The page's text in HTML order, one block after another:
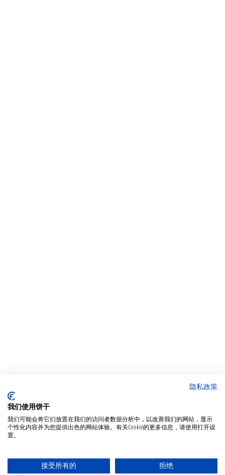
隐私政策
我们使用饼干
我们可能会将它们放置在我们的访问者数据分析中，以改善我们的网站，显示
个性化内容并为您提供出色的网站体验。有关Cookie的更多信息，请使用打开设
置。
接受所有的 拒绝